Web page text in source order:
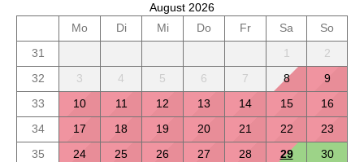
August 2026
Mo
Di Mi Do Fr Sa
So
31
1
2
32
3 4 5 6 7 8
9
33
10 11 12 13 14 15
16
34
17 18 19 20 21 22
23
35
24 25 26 27 28 29
30